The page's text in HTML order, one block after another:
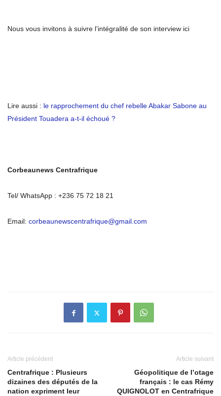
Nous vous invitons à suivre l’intégralité de son interview ici
Lire aussi : le rapprochement du chef rebelle Abakar Sabone au
Président Touadera a-t-il échoué ?
Corbeaunews Centrafrique
Tel/ WhatsApp : +236 75 72 18 21
Email: corbeaunewscentrafrique@gmail.com
Article précédent
Centrafrique : Plusieurs
dizaines des députés de la
nation expriment leur
Article suivant
Géopolitique de l’otage
français : le cas Rémy
QUIGNOLOT en Centrafrique